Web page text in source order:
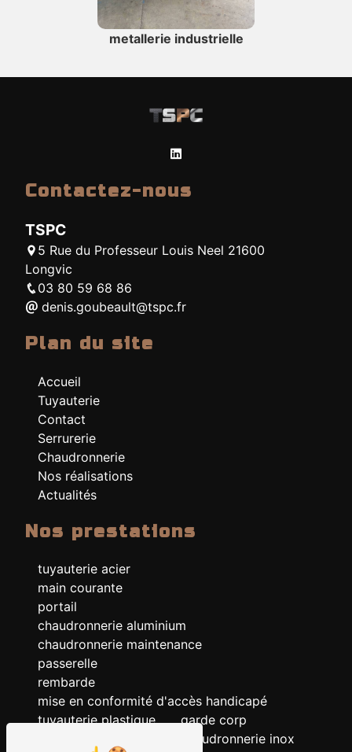
metallerie industrielle
Contactez-nous
TSPC
5 Rue du Professeur Louis Neel 21600
Longvic
03 80 59 68 86
denis.goubeault@tspc.fr
Plan du site
Accueil
Tuyauterie
Contact
Serrurerie
Chaudronnerie
Nos réalisations
Actualités
Nos prestations
tuyauterie acier
main courante
portail
chaudronnerie aluminium
chaudronnerie maintenance
passerelle
rembarde
mise en conformité d'accès handicapé
tuyauterie plastique
garde corp
chaudronnerie inox